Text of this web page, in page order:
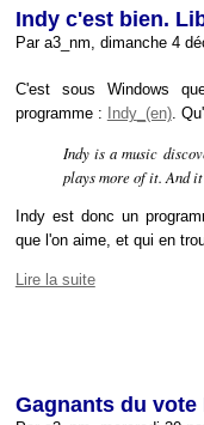
Indy c'est bien.
Par a3_nm, dimanche 4
C'est sous Windows
programme :
Indy .
Indy is a music
plays more of it. And
Indy est donc un
que l'on aime, et qui en
Lire la suite
Gagnants du vote